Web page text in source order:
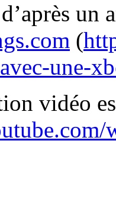
un
(
une-
vidéo